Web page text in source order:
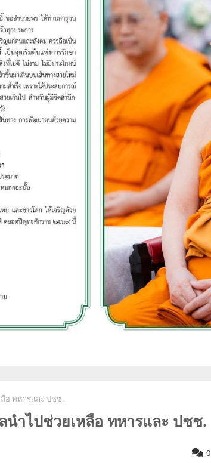
อ ทหารและ ปชช.
นำไปช่วยเหลือ ทหารและ ปชช.
0